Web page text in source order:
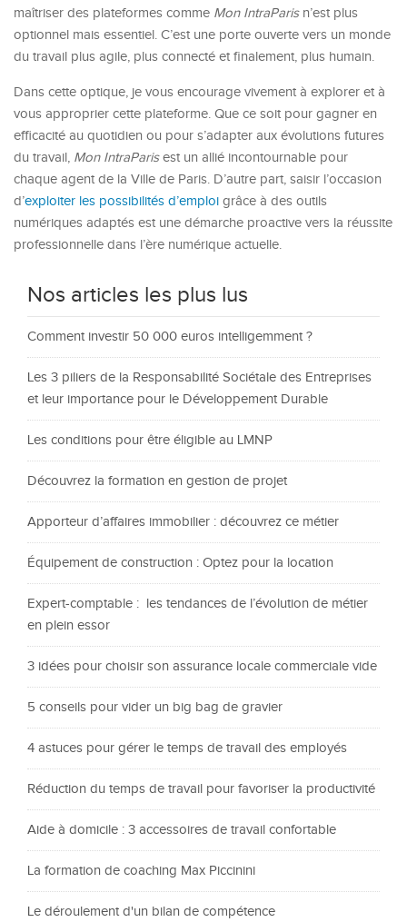
maîtriser des plateformes comme Mon IntraParisn’est plus
optionnel mais essentiel. C’est une porte ouverte vers un monde
du travail plus agile, plus connecté et finalement, plus humain.
Dans cette optique, je vous encourage vivement à explorer et à
vous approprier cette plateforme. Que ce soit pour gagner en
efficacité au quotidien ou pour s’adapter aux évolutions futures
du travail, Mon IntraParisest un allié incontournable pour
chaque agent de la Ville de Paris. D’autre part, saisir l’occasion
d’exploiter les possibilités d’emploi grâce à des outils
numériques adaptés est une démarche proactive vers la réussite
professionnelle dans l’ère numérique actuelle.
Nos articles les plus lus
Comment investir 50 000 euros intelligemment ?
Les 3 piliers de la Responsabilité Sociétale des Entreprises
et leur importance pour le Développement Durable
Les conditions pour être éligible au LMNP
Découvrez la formation en gestion de projet
Apporteur d’affaires immobilier : découvrez ce métier
Équipement de construction : Optez pour la location
Expert-comptable : les tendances de l’évolution de métier
en plein essor
3 idées pour choisir son assurance locale commerciale vide
5 conseils pour vider un big bag de gravier
4 astuces pour gérer le temps de travail des employés
Réduction du temps de travail pour favoriser la productivité
Aide à domicile : 3 accessoires de travail confortable
La formation de coaching Max Piccinini
Le déroulement d'un bilan de compétence